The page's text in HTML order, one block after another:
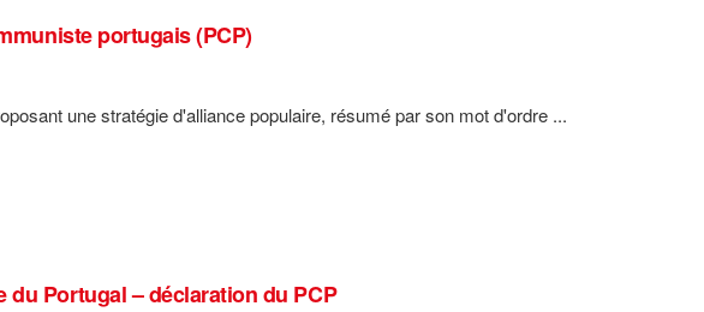
portugais (PCP)
une stratégie d'alliance populaire, résumé par son mot d'ordre ...
du Portugal – déclaration du PCP